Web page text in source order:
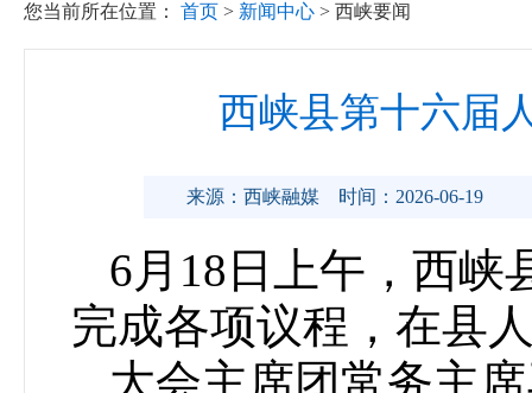
您当前所在位置： 首页 > 新闻中心 > 西峡要闻
西峡县第十六届
来源：西峡融媒 时间：2026-06-19
6月18日上午，西峡
完成各项议程，在县
大会主席团常务主